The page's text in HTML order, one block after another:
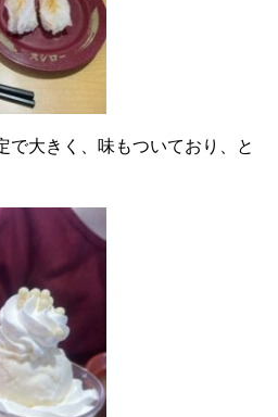
で大きく、味もついており、と